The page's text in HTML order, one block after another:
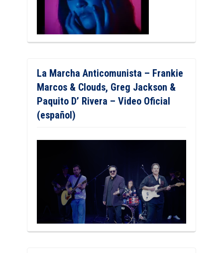
La Marcha Anticomunista – Frankie
Marcos & Clouds, Greg Jackson &
Paquito D’ Rivera – Video Oficial
(español)